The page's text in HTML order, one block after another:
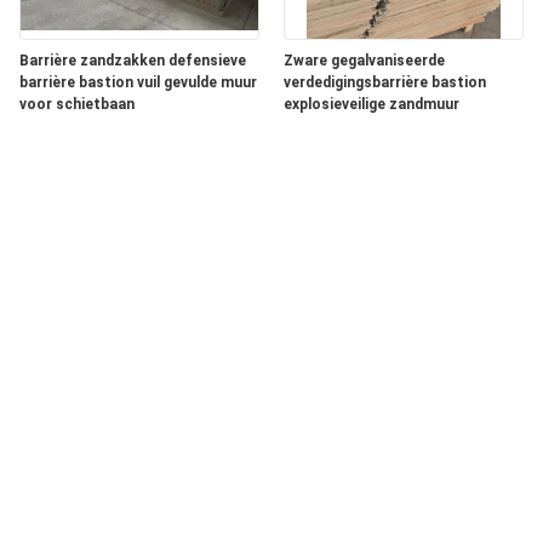
Barrière zandzakken defensieve
barrière bastion vuil gevulde muur
voor schietbaan
Zware gegalvaniseerde
verdedigingsbarrière bastion
explosieveilige zandmuur